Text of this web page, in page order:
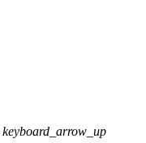
keyboard_arrow_up